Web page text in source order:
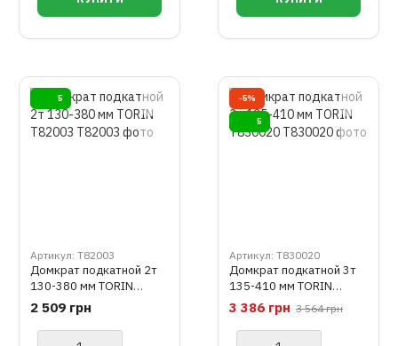
5
Артикул: T82003
Домкрат подкатной 2т
130-380 мм TORIN
T82003
2 509 грн
−5%
5
Артикул: T830020
Домкрат подкатной 3т
135-410 мм TORIN
T830020
3 386 грн 3 564 грн